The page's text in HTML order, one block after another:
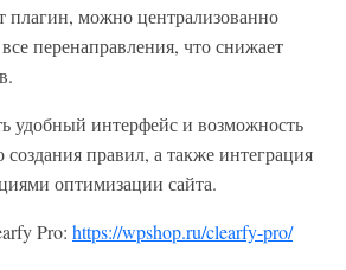
плагин, можно централизованно
перенаправления, что снижает
удобный интерфейс и возможность
создания правил, а также интеграция
оптимизации сайта.
Pro: https://wpshop.ru/clearfy-pro/